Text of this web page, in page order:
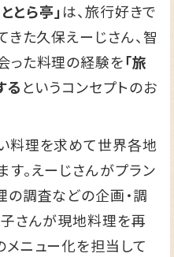
とら亭」は、旅行好きで
た久保えーじさん、智
った料理の経験を「旅
るというコンセプトのお
料理を求めて世界各地
。えーじさんがプラン
調査などの企画・調
さんが現地料理を再
ニュー化を担当して